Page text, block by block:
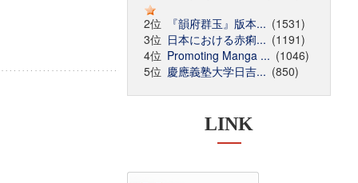
2位
『韻府群玉』版本... (1531)
3位 日本における赤痢... (1191)
4位 Promoting Manga ... (1046)
5位 慶應義塾大学日吉... (850)
LINK